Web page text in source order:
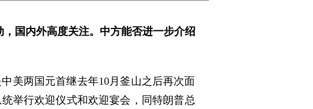
国内外高度关注。中方能否进一步介绍
美两国元首继去年10月釜山之后再次面
举行欢迎仪式和欢迎宴会，同特朗普总